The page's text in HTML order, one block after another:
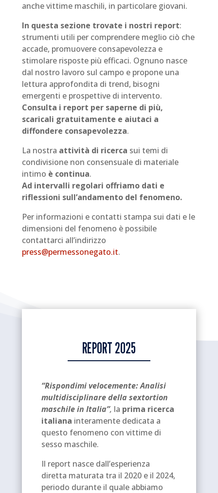
anche vittime maschili, in particolare giovani.
In questa sezione trovate i nostri report:
strumenti utili per comprendere meglio ciò che
accade, promuovere consapevolezza e
stimolare risposte più efficaci. Ognuno nasce
dal nostro lavoro sul campo e propone una
lettura approfondita di trend, bisogni
emergenti e prospettive di intervento.
Consulta i report per saperne di più,
scaricali gratuitamente e aiutaci a
diffondere consapevolezza.
La nostra attività di ricerca sui temi di
condivisione non consensuale di materiale
intimo è continua.
Ad intervalli regolari offriamo dati e
riflessioni sull’andamento del fenomeno.
Per informazioni e contatti stampa sui dati e le
dimensioni del fenomeno è possibile
contattarci all’indirizzo
press@permessonegato.it.
REPORT 2025
“Rispondimi velocemente: Analisi
multidisciplinare della sextortion
maschile in Italia”, la prima ricerca
italiana interamente dedicata a
questo fenomeno con vittime di
sesso maschile.
Il report nasce dall’esperienza
diretta maturata tra il 2020 e il 2024,
periodo durante il quale abbiamo